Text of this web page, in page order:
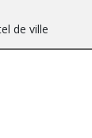
de ville